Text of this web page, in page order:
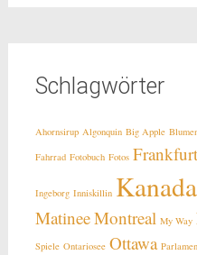
Schlagwörter
Ahornsirup Algonquin Big Apple
Fahrrad Fotobuch Fotos Frankfurt
Ingeborg Inniskillin Kanada
MatineeMontreal My Way
Spiele Ontariosee Ottawa